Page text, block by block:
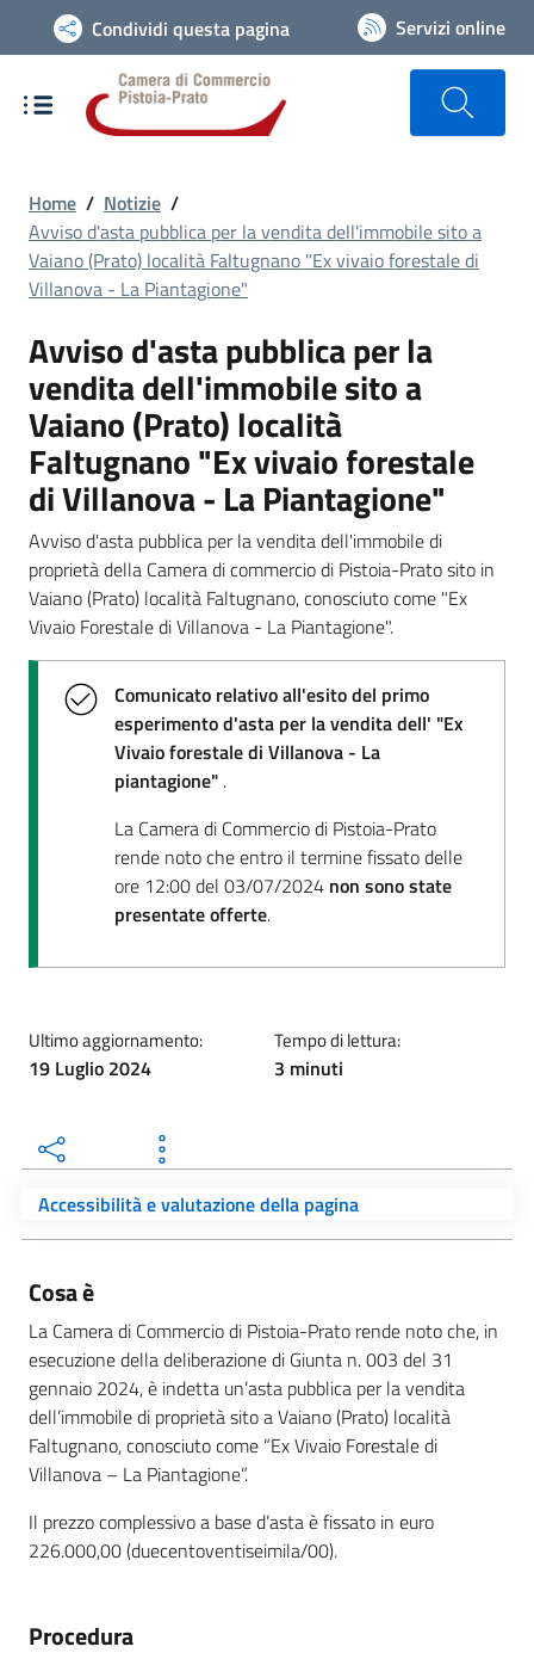
Vai alla navigazione del sito
Condividi questa pagina Servizi online
Home / Notizie /
Avviso d'asta pubblica per la vendita dell'immobile sito a
Vaiano (Prato) località Faltugnano "Ex vivaio forestale di
Villanova - La Piantagione"
Avviso d'asta pubblica per la
vendita dell'immobile sito a
Vaiano (Prato) località
Faltugnano "Ex vivaio forestale
di Villanova - La Piantagione"
Avviso d'asta pubblica per la vendita dell'immobile di
proprietà della Camera di commercio di Pistoia-Prato sito in
Vaiano (Prato) località Faltugnano, conosciuto come "Ex
Vivaio Forestale di Villanova - La Piantagione".
Comunicato relativo all'esito del primo
esperimento d'asta per la vendita dell' "Ex
Vivaio forestale di Villanova - La
piantagione" .
La Camera di Commercio di Pistoia-Prato
rende noto che entro il termine fissato delle
ore 12:00 del 03/07/2024 non sono state
presentate offerte.
Ultimo aggiornamento:
19 Luglio 2024
Tempo di lettura:
3 minuti
Accessibilità e valutazione della pagina
Cosa è
La Camera di Commercio di Pistoia-Prato rende noto che, in
esecuzione della deliberazione di Giunta n. 003 del 31
gennaio 2024, è indetta un’asta pubblica per la vendita
dell’immobile di proprietà sito a Vaiano (Prato) località
Faltugnano, conosciuto come “Ex Vivaio Forestale di
Villanova – La Piantagione”.
Il prezzo complessivo a base d’asta è fissato in euro
226.000,00 (duecentoventiseimila/00).
Procedura